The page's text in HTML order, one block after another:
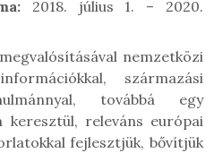
2018. július 1. – 2020.
nemzetközi
származási
továbbá egy
keresztül, releváns európai
fejlesztjük, bővítjük